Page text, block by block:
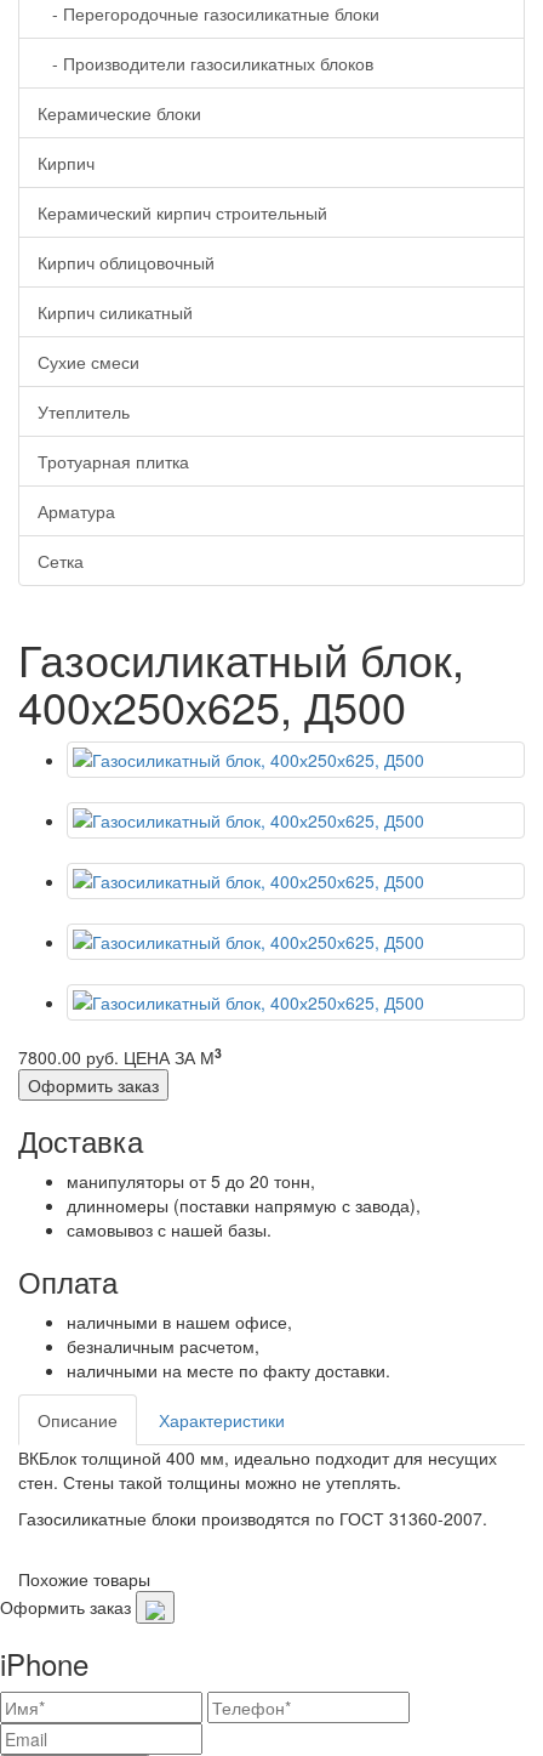
- Перегородочные газосиликатные блоки
- Производители газосиликатных блоков
Керамические блоки
Кирпич
Керамический кирпич строительный
Кирпич облицовочный
Кирпич силикатный
Сухие смеси
Утеплитель
Тротуарная плитка
Арматура
Сетка
Газосиликатный блок,
400х250х625, Д500
7800.00 руб. ЦЕНА ЗА М3
Оформить заказ
Доставка
манипуляторы от 5 до 20 тонн,
длинномеры (поставки напрямую с завода),
самовывоз с нашей базы.
Оплата
наличными в нашем офисе,
безналичным расчетом,
наличными на месте по факту доставки.
Описание
Характеристики
ВКБлок толщиной 400 мм, идеально подходит для несущих
стен. Стены такой толщины можно не утеплять.
Газосиликатные блоки производятся по ГОСТ 31360-2007.
Похожие товары
Оформить заказ
iPhone